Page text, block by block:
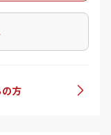
方